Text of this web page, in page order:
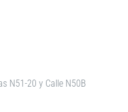
N51-20 y Calle N50B